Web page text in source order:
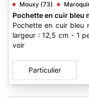
Mouxy (73)
Pochette en cuir bleu
Pochette en cuir bleu
largeur : 12,5 cm - 1
voir
Particulier